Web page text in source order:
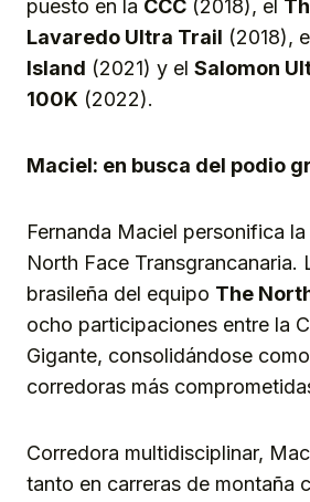
puesto en la CCC (2018), el
Lavaredo Ultra Trail (2018),
Island (2021) y el Salomon
100K (2022).
Maciel: en busca del podio
Fernanda Maciel personifica
North Face Transgrancanaria.
brasileña del equipo The
ocho participaciones entre la
Gigante, consolidándose
corredoras más
Corredora multidisciplinar,
tanto en carreras de montaña